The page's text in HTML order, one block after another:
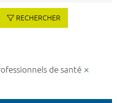
RECHERCHER
de santé